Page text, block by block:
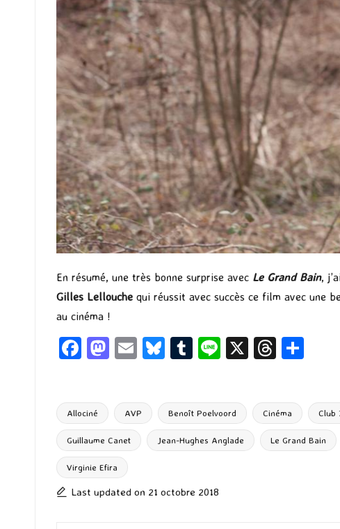
En résumé, une très bonne surprise avec Le Grand Bain,
Gilles Lellouche qui réussit avec succès ce film avec une
au cinéma !
Fa
o
o
k
M
d
o
n
E
l
Bl
ky
T
bl
r
Li X
T
ds g
er
Tags:
Allociné AVP Benoît Poelvoord Cinéma Club
Guillaume Canet Jean-Hughes Anglade Le Grand Bain
Virginie Efira
Last updated on 21 octobre 2018